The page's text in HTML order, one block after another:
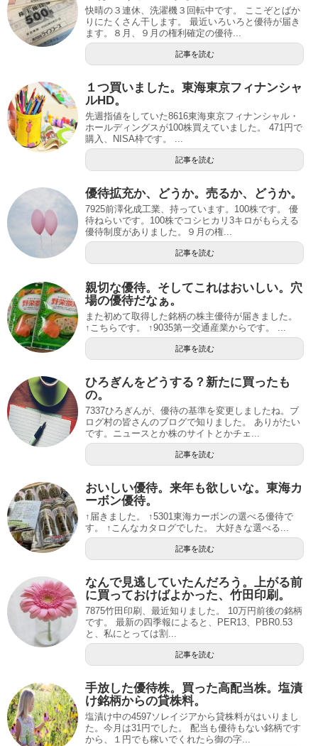
快晴の３連休、洗濯機３回転中です。 ここぞとばか
りにたくさん干します。 最近いろいろと優待が届き
ます。８月、９月の権利確定の優待...
記事を読む
１つ買いました。東海東京フィナンシャ
ルHD。
先週指値をしていた8616東海東京フィナンシャル・
ホールディングスが100株買えていました。 471円で
購入、NISA枠です。 ...
記事を読む
優待拡充か、どうか。売るか、どうか。
7925前澤化成工業、持っています。100株です。 優
待ねらいです。100株でコシヒカリ3キロがもらえる
優待制度がありました。９月の権...
記事を読む
親切な優待。そしてこれはおいしい。穴
場の優待だなぁ。
また初めて取得した銘柄の株主優待が届きました。
↑こちらです。 ↑9035第一交通産業からです。 ...
記事を読む
ひろぎんをどうする？新たに買ったも
の。
7337ひろぎんが、優待の基準を変更しましたね。ブ
ログ村の皆さんのブログで知りました。 ありがたい
です。ニュースとか株のサイトとかチェ...
記事を読む
おいしい優待。来年も欲しいな。東海カ
ーボン優待。
↑届きました。 ↑5301東海カーボンの選べる優待で
す。 ↑こんなカタログでした。 大好きな選べる...
記事を読む
なんで見逃していたんだろう。上がる前
に買っておけばよかった、竹田印刷。
7875竹田印刷、最近知りました。 10万円前後の銘柄
です。 最新の四季報によると、PER13、PBR0.53
と、私にとっては割...
記事を読む
手放した優待株。買った高配当株。塩漬
け銘柄からの貸株料。
塩漬け中の4597ソレイジアから貸株料がはいりまし
た。今月は31円でした。 配当も優待もない銘柄です
から、１円でも稼いでくれたら御の字...